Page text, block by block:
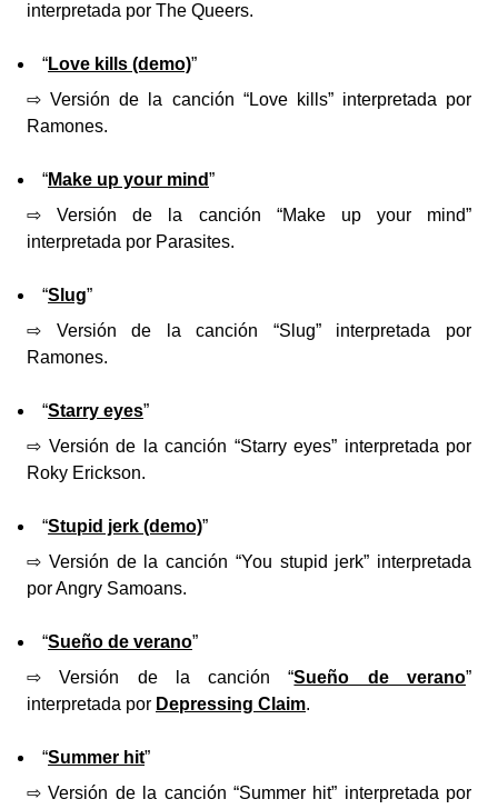
interpretada por The Queers.
“Love kills (demo)”
⇨ Versión de la canción “Love kills” interpretada por
Ramones.
“Make up your mind”
⇨ Versión de la canción “Make up your mind”
interpretada por Parasites.
“Slug”
⇨ Versión de la canción “Slug” interpretada por
Ramones.
“Starry eyes”
⇨ Versión de la canción “Starry eyes” interpretada por
Roky Erickson.
“Stupid jerk (demo)”
⇨ Versión de la canción “You stupid jerk” interpretada
por Angry Samoans.
“Sueño de verano”
⇨ Versión de la canción “Sueño de verano”
interpretada por Depressing Claim.
“Summer hit”
⇨ Versión de la canción “Summer hit” interpretada por